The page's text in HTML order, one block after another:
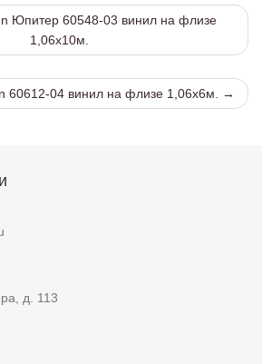
Юпитер 60548-03 винил на флизе
1,06х10м.
60612-04 винил на флизе 1,06х6м. →
д. 113